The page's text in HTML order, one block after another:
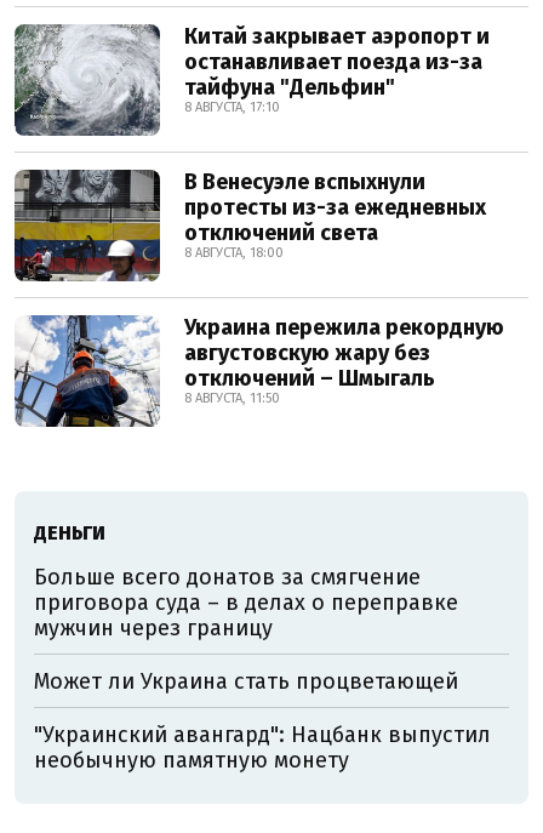
Китай закрывает аэропорт и
останавливает поезда из-за
тайфуна "Дельфин"
8 АВГУСТА, 17:10
В Венесуэле вспыхнули
протесты из-за ежедневных
отключений света
8 АВГУСТА, 18:00
Украина пережила рекордную
августовскую жару без
отключений – Шмыгаль
8 АВГУСТА, 11:50
ДЕНЬГИ
Больше всего донатов за смягчение
приговора суда – в делах о переправке
мужчин через границу
Может ли Украина стать процветающей
"Украинский авангард": Нацбанк выпустил
необычную памятную монету